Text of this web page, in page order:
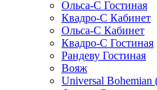
Ольса-С Гостиная
Квадро-С Кабинет
Ольса-С Кабинет
Квадро-С Гостиная
Рандеву Гостиная
Вояж
Universal